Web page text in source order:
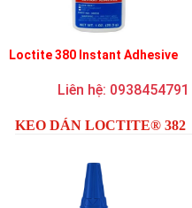
Loctite 380 Instant Adhesive
Liên hệ: 0938454791
KEO DÁN LOCTITE® 382